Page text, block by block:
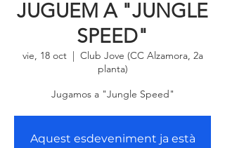
JUGUEM A "JUNGLE
SPEED"
vie, 18 oct
  |
Club Jove (CC Alzamora, 2a
planta)
Jugamos a "Jungle Speed"
Aquest esdeveniment ja està